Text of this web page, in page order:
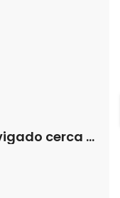
Se vende apartamento Envigado cerca a la Plaza de Santa Gertrudis (193746816)